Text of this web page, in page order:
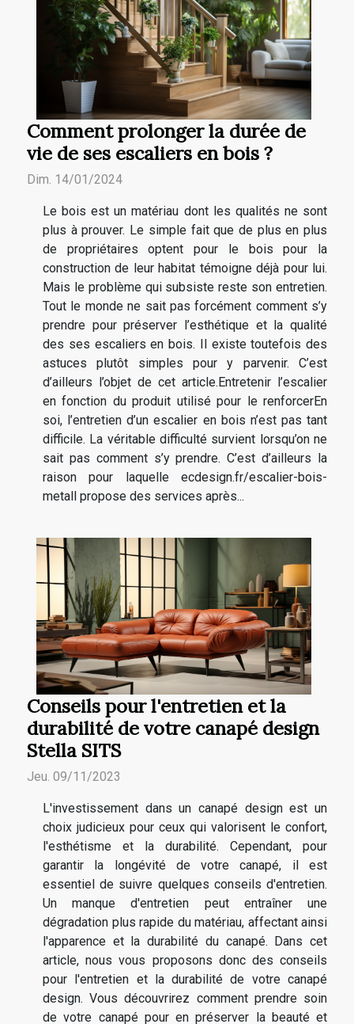
Comment prolonger la durée de
vie de ses escaliers en bois ?
Dim. 14/01/2024
Le bois est un matériau dont les qualités ne sont
plus à prouver. Le simple fait que de plus en plus
de propriétaires optent pour le bois pour la
construction de leur habitat témoigne déjà pour lui.
Mais le problème qui subsiste reste son entretien.
Tout le monde ne sait pas forcément comment s’y
prendre pour préserver l’esthétique et la qualité
des ses escaliers en bois. Il existe toutefois des
astuces plutôt simples pour y parvenir. C’est
d’ailleurs l’objet de cet article.Entretenir l’escalier
en fonction du produit utilisé pour le renforcerEn
soi, l’entretien d’un escalier en bois n’est pas tant
difficile. La véritable difficulté survient lorsqu’on ne
sait pas comment s’y prendre. C’est d’ailleurs la
raison pour laquelle ecdesign.fr/escalier-bois-
metall propose des services après...
Conseils pour l'entretien et la
durabilité de votre canapé design
Stella SITS
Jeu. 09/11/2023
L'investissement dans un canapé design est un
choix judicieux pour ceux qui valorisent le confort,
l'esthétisme et la durabilité. Cependant, pour
garantir la longévité de votre canapé, il est
essentiel de suivre quelques conseils d'entretien.
Un manque d'entretien peut entraîner une
dégradation plus rapide du matériau, affectant ainsi
l'apparence et la durabilité du canapé. Dans cet
article, nous vous proposons donc des conseils
pour l'entretien et la durabilité de votre canapé
design. Vous découvrirez comment prendre soin
de votre canapé pour en préserver la beauté et